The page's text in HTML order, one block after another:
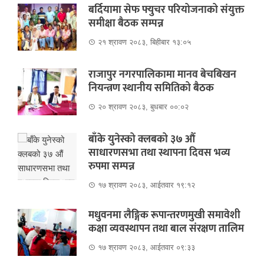
बर्दियामा सेफ फ्युचर परियोजनाको संयुक्त
समीक्षा बैठक सम्पन्न
२१ श्रावण २०८३, बिहीबार १३:०५
राजापुर नगरपालिकामा मानव बेचबिखन
नियन्त्रण स्थानीय समितिको बैठक
२० श्रावण २०८३, बुधबार ००:०२
बाँके युनेस्को क्लबको ३७ औं
साधारणसभा तथा स्थापना दिवस भव्य
रुपमा सम्पन्न
१७ श्रावण २०८३, आईतवार १९:१२
मधुवनमा लैङ्गिक रूपान्तरणमुखी समावेशी
कक्षा व्यवस्थापन तथा बाल संरक्षण तालिम
१७ श्रावण २०८३, आईतवार ०९:३३